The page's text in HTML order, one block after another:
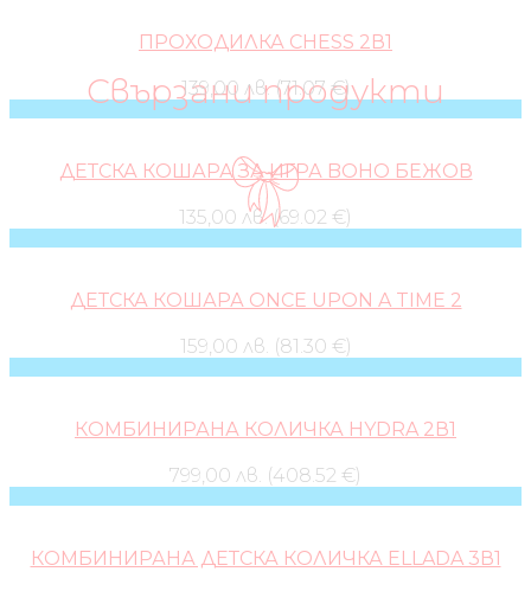
Свързани продукти
ПРОХОДИЛКА CHESS 2В1
139,00 лв. (71.07 €)
ДЕТСКА КОШАРА ЗА ИГРА BOHO БЕЖОВ
135,00 лв. (69.02 €)
ДЕТСКА КОШАРА ONCE UPON A TIME 2
159,00 лв. (81.30 €)
КОМБИНИРАНА КОЛИЧКА HYDRA 2В1
799,00 лв. (408.52 €)
КОМБИНИРАНА ДЕТСКА КОЛИЧКА ELLADA 3В1